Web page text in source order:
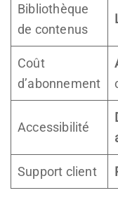
Bibliothèque
de contenus
Coût
d’abonnement
Accessibilité
Support client